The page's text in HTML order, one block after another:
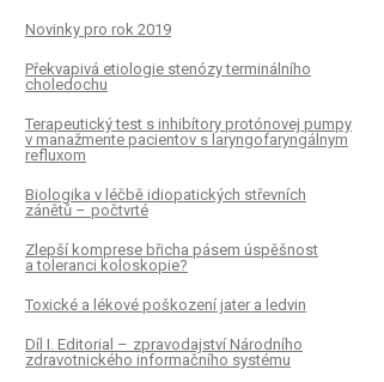
Novinky pro rok 2019
Překvapivá etiologie stenózy terminálního
choledochu
Terapeutický test s inhibítory protónovej pumpy
v manažmente pa­cientov s laryngofaryngálnym
refluxom
Biologika v léčbě idiopatických střevních
zánětů – počtvrté
Zlepší komprese břicha pásem úspěšnost
a toleranci koloskopie?
Toxické a lékové poškození jater a ledvin
Díl I. Editorial – zpravodajství Národního
zdravotnického informačního systému